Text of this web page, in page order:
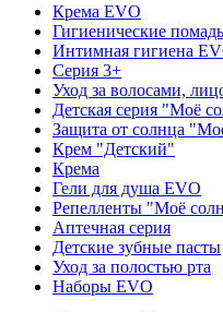
Крема EVO
Гигиенические
Интимная гигиена
Серия 3+
Уход за волосами,
Детская серия "Моё
Защита от солнца
Крем "Детский"
Крема
Гели для душа EVO
Репелленты "Моё
Аптечная серия
Детские зубные пасты
Уход за полостью рта
Наборы EVO